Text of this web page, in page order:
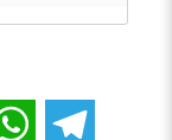
WhatsApp